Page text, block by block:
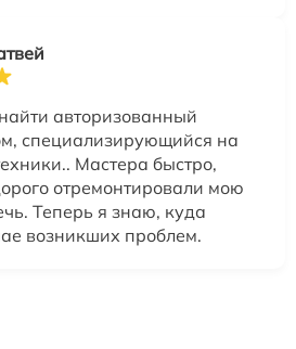
авторизованный
специализирующийся на
Мастера быстро,
отремонтировали мою
Теперь я знаю, куда
возникших проблем.